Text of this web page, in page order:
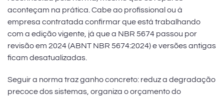
aconteçam na prática. Cabe ao profissional ou à
empresa contratada confirmar que está trabalhando
com a edição vigente, já que a NBR 5674 passou por
revisão em 2024 (ABNT NBR 5674:2024) e versões antigas
ficam desatualizadas.
Seguir a norma traz ganho concreto: reduz a degradação
precoce dos sistemas, organiza o orçamento do